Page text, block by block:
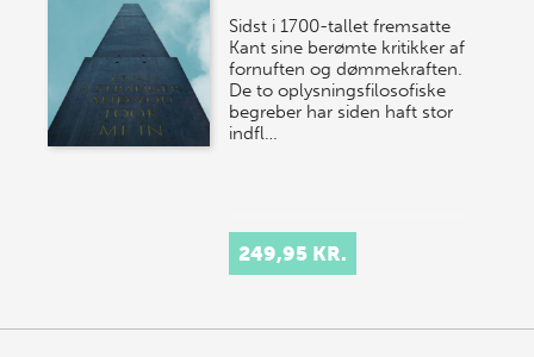
Sidst i 1700-tallet fremsatte
Kant sine berømte kritikker af
fornuften og dømmekraften.
De to oplysningsfilosofiske
begreber har siden haft stor
indfl…
249,95 KR.